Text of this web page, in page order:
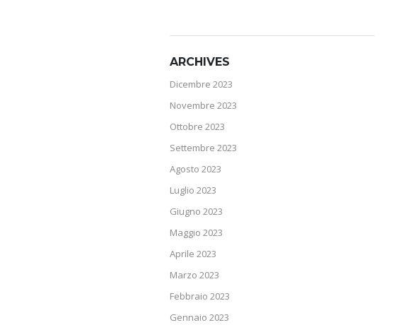
ARCHIVES
Dicembre 2023
Novembre 2023
Ottobre 2023
Settembre 2023
Agosto 2023
Luglio 2023
Giugno 2023
Maggio 2023
Aprile 2023
Marzo 2023
Febbraio 2023
Gennaio 2023